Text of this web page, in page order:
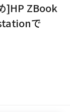
]HP ZBook
で